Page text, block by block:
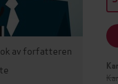
av forfatteren